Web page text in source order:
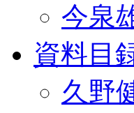
今泉
資料目
久野